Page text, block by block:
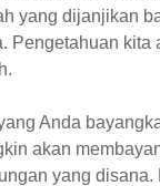
yang dijanjikan
Pengetahuan kita
Anda
akan
yang